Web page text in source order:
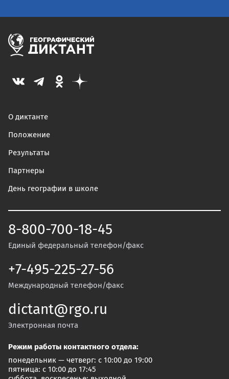
О диктанте
Положение
Результаты
Партнеры
День географии в школе
8-800-700-18-45
Единый федеральный телефон/факс
+7-495-225-27-56
Международный телефон/факс
dictant@rgo.ru
Электронная почта
Режим работы контактного отдела:
понедельник — четверг: с 10:00 до 19:00
пятница: с 10:00 до 17:45